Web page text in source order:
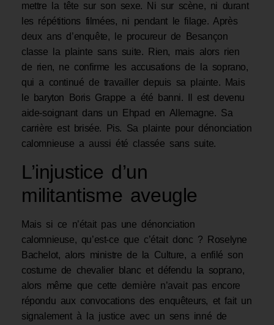
mettre la tête sur son sexe. Ni sur scène, ni durant
les répétitions filmées, ni pendant le filage. Après
deux ans d’enquête, le procureur de Besançon
classe la plainte sans suite. Rien, mais alors rien
de rien, ne confirme les accusations de la soprano,
qui a continué de travailler depuis sa plainte. Mais
le baryton Boris Grappe a été banni. Il est devenu
aide-soignant dans un Ehpad en Allemagne. Sa
carrière est brisée. Pis. Sa plainte pour dénonciation
calomnieuse a aussi été classée sans suite.
L’injustice d’un
militantisme aveugle
Mais si ce n’était pas une dénonciation
calomnieuse, qu’est-ce que c’était donc ? Roselyne
Bachelot, alors ministre de la Culture, a enfilé son
costume de chevalier blanc et défendu la soprano,
alors même que cette dernière n’avait pas encore
répondu aux convocations des enquêteurs, et fait un
signalement à la justice avec un sens inné de